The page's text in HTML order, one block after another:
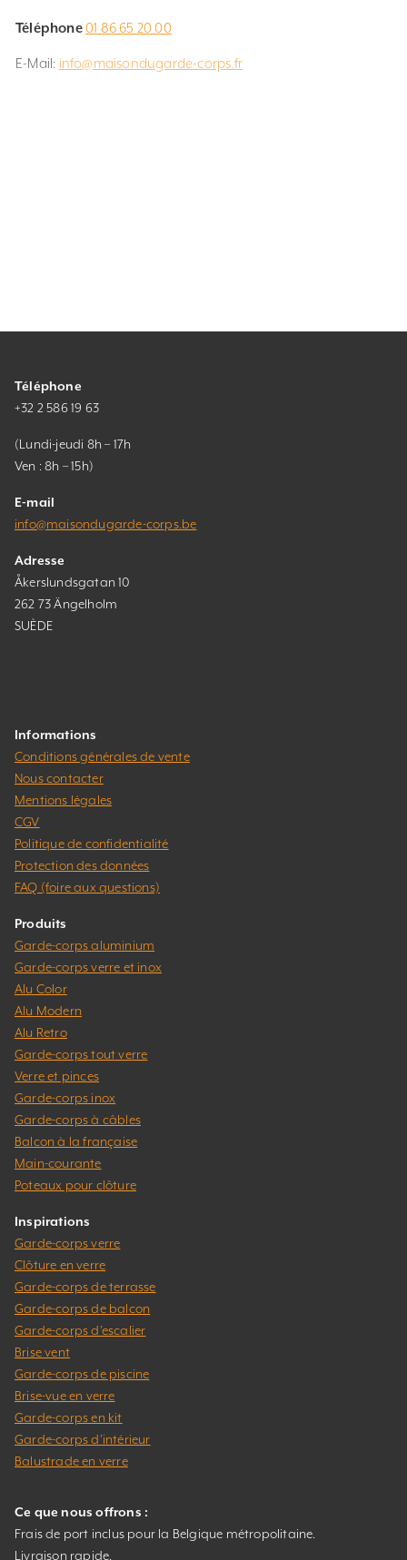
Téléphone01 86 65 20 00
E-Mail: info@maisondugarde-corps.fr
Téléphone
+32 2 586 19 63
(Lundi-jeudi 8h – 17h
Ven : 8h – 15h)
E-mail
info@maisondugarde-corps.be
Adresse
Åkerslundsgatan 10
262 73 Ängelholm
SUÈDE
Informations
Conditions générales de vente
Nous contacter
Mentions légales
CGV
Politique de confidentialité
Protection des données
FAQ (foire aux questions)
Produits
Garde-corps aluminium
Garde-corps verre et inox
Alu Color
Alu Modern
Alu Retro
Garde-corps tout verre
Verre et pinces
Garde-corps inox
Garde-corps à câbles
Balcon à la française
Main-courante
Poteaux pour clôture
Inspirations
Garde-corps verre
Clôture en verre
Garde-corps de terrasse
Garde-corps de balcon
Garde-corps d’escalier
Brise vent
Garde-corps de piscine
Brise-vue en verre
Garde-corps en kit
Garde-corps d’intérieur
Balustrade en verre
Ce que nous offrons :
Frais de port inclus pour la Belgique métropolitaine.
Livraison rapide.